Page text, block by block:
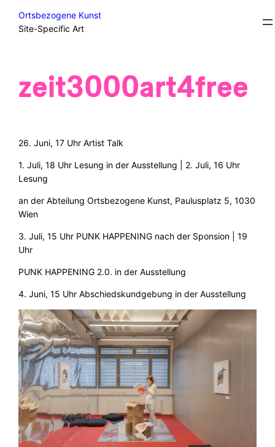
SkipStudent Projects/Diplomas
zeit3000art4free
26. Juni, 17 Uhr Artist Talk
1. Juli, 18 Uhr Lesung in der Ausstellung | 2. Juli, 16 Uhr
Lesung
an der Abteilung Ortsbezogene Kunst, Paulusplatz 5, 1030
Wien
3. Juli, 15 Uhr PUNK HAPPENING nach der Sponsion | 19
Uhr
PUNK HAPPENING 2.0. in der Ausstellung
4. Juni, 15 Uhr Abschiedskundgebung in der Ausstellung
Ortsbezogene Kunst
Site-Specific Art